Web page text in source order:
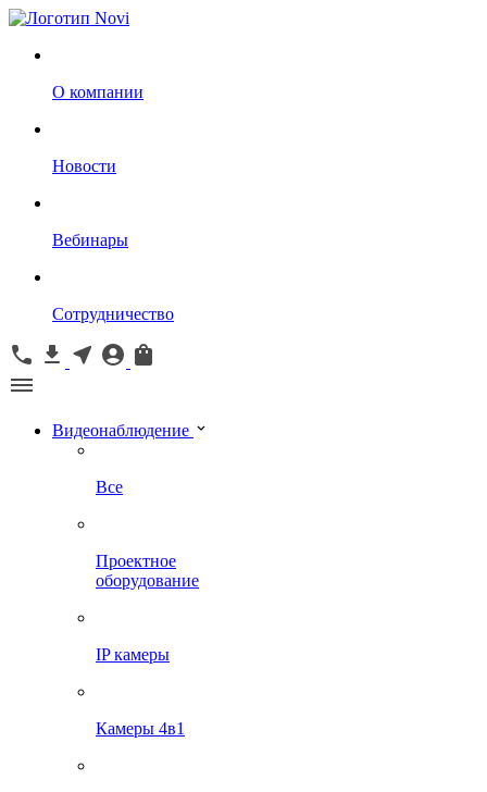
О компании
Новости
Вебинары
Сотрудничество
Видеонаблюдение
Все
Проектное
оборудование
IP камеры
Камеры 4в1